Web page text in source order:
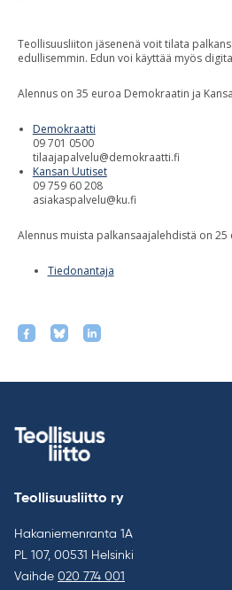
Teollisuusliiton jäsenenä voit tilata
edullisemmin. Edun voi käyttää myös
Alennus on 35 euroa Demokraatin ja
Demokraatti
09 701 0500
tilaajapalvelu@demokraatti.fi
Kansan Uutiset
09 759 60 208
asiakaspalvelu@ku.fi
Alennus muista palkansaajalehdistä on 25
Tiedonantaja
Teollisuusliitto ry
Hakaniemenranta 1A
PL 107, 00531 Helsinki
Vaihde 020 774 001